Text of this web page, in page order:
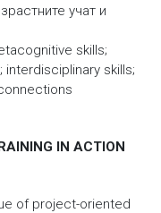
учат и
skills;
skills;
IN ACTION
of project-oriented